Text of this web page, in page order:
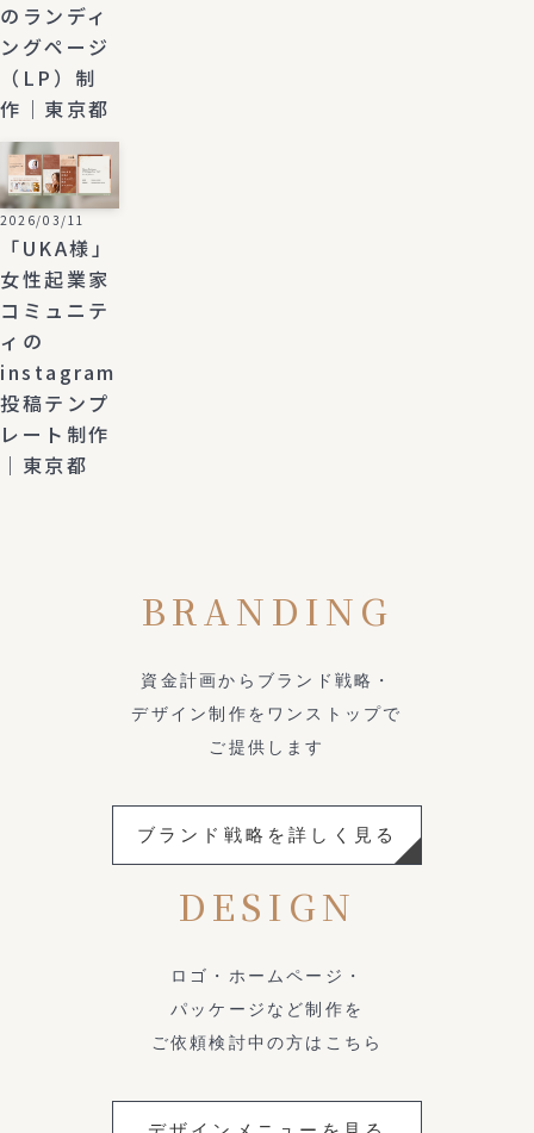
のランディ
ングページ
（LP）制
作｜東京都
2026/03/11
「UKA様」
女性起業家
コミュニテ
ィの
instagram
投稿テンプ
レート制作
｜東京都
BRANDING
資金計画からブランド戦略・
デザイン制作をワンストップで
ご提供します
ブランド戦略を詳しく見る
DESIGN
ロゴ・ホームページ・
パッケージなど制作を
ご依頼検討中の方はこちら